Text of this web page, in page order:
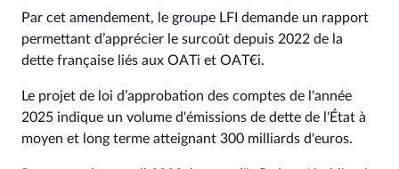
Par cet amendement, le groupe LFI demande un rapport
permettant d’apprécier le surcoût depuis 2022 de la
dette française liés aux OATi et OAT€i.
Le projet de loi d’approbation des comptes de l'année
2025 indique un volume d'émissions de dette de l'État à
moyen et long terme atteignant 300 milliards d'euros.